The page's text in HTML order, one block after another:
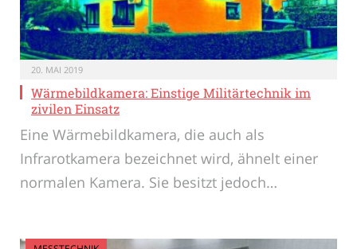
20. MAI 2019
Wärmebildkamera: Einstige Militärtechnik im
zivilen Einsatz
Eine Wärmebildkamera, die auch als
Infrarotkamera bezeichnet wird, ähnelt einer
normalen Kamera. Sie besitzt jedoch…